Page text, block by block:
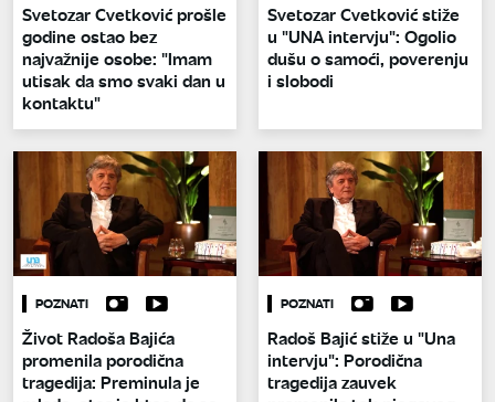
Svetozar Cvetković prošle
godine ostao bez
najvažnije osobe: "Imam
utisak da smo svaki dan u
kontaktu"
Svetozar Cvetković stiže
u "UNA intervju": Ogolio
dušu o samoći, poverenju
i slobodi
POZNATI
Život Radoša Bajića
promenila porodična
tragedija: Preminula je
POZNATI
Radoš Bajić stiže u "Una
intervju": Porodična
tragedija zauvek